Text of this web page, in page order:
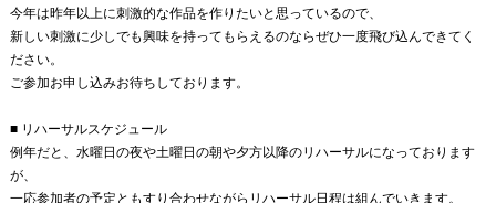
今年は昨年以上に刺激的な作品を作りたいと思っているので、
新しい刺激に少しでも興味を持ってもらえるのならぜひ一度飛び込んできてく
ださい。
ご参加お申し込みお待ちしております。
■ リハーサルスケジュール
例年だと、水曜日の夜や土曜日の朝や夕方以降のリハーサルになっております
が、
一応参加者の予定ともすり合わせながらリハーサル日程は組んでいきます。